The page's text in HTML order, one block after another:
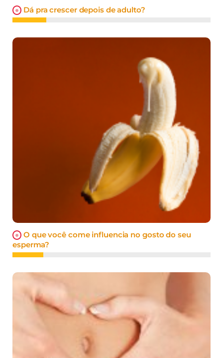
Dá pra crescer depois de adulto?
O que você come influencia no gosto do seu
esperma?